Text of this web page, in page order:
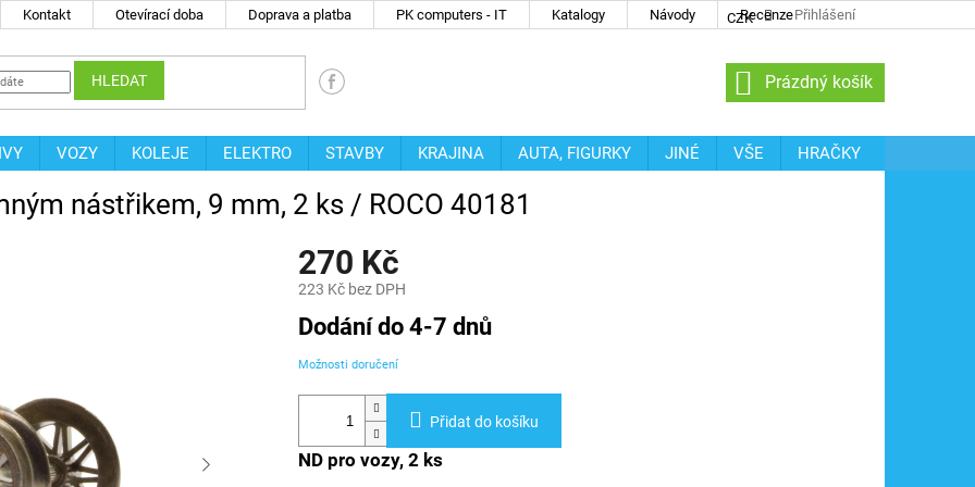
Kontakt Otevírací doba Doprava a platba PK computers - IT Katalogy Návody Recenze
CZK Přihlášení
HLEDAT
NÁKUPNÍ
KOŠÍK
Prázdný košík
VOZY KOLEJE ELEKTRO STAVBY KRAJINA AUTA, FIGURKY JINÉ VŠE
HRAČKY
nástřikem, 9 mm, 2 ks / ROCO 40181
270 Kč
223 Kč bez DPH
Měrná
cena:
Dodání do 4-7 dnů
Možnosti doručení
Přidat do košíku
ND pro vozy, 2 ks